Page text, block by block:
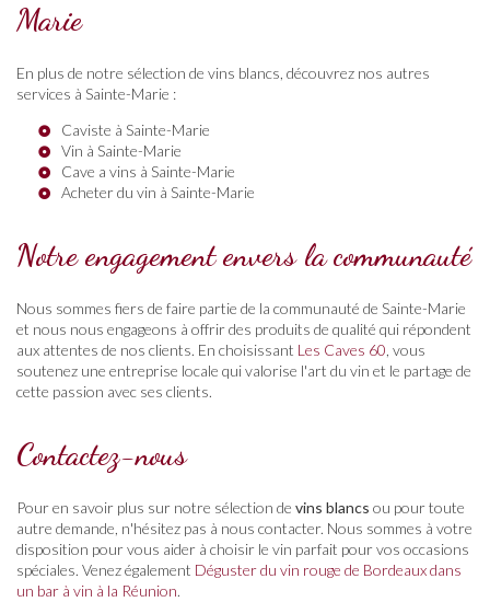
Marie
En plus de notre sélection de vins blancs, découvrez nos autres
services à Sainte-Marie :
Caviste à Sainte-Marie
Vin à Sainte-Marie
Cave a vins à Sainte-Marie
Acheter du vin à Sainte-Marie
Notre engagement envers la communauté
Nous sommes fiers de faire partie de la communauté de Sainte-Marie
et nous nous engageons à offrir des produits de qualité qui répondent
aux attentes de nos clients. En choisissant Les Caves 60 , vous
soutenez une entreprise locale qui valorise l'art du vin et le partage de
cette passion avec ses clients.
Contactez-nous
Pour en savoir plus sur notre sélection de vins blancs ou pour toute
autre demande, n'hésitez pas à nous contacter. Nous sommes à votre
disposition pour vous aider à choisir le vin parfait pour vos occasions
spéciales. Venez également Déguster du vin rouge de Bordeaux dans
un bar à vin à la Réunion.